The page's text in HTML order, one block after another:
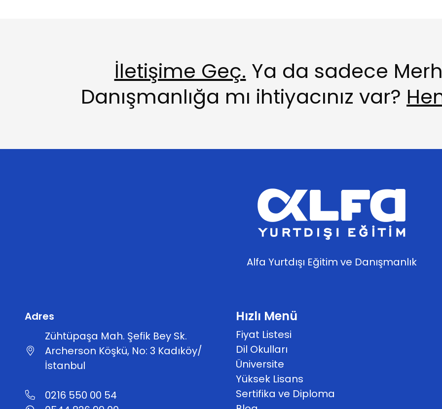
İletişime Geç. Ya da sadece
Danışmanlığa mı ihtiyacınız var?
Alfa Yurtdışı Eğitim ve Danışmanlık
Adres
Zühtüpaşa Mah. Şefik Bey Sk.
Archerson Köşkü, No: 3 Kadıköy/
İstanbul
0216 550 00 54
Hızlı Menü
Fiyat Listesi
Dil Okulları
Üniversite
Yüksek Lisans
Sertifika ve Diploma